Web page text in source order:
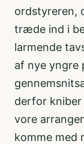
ordstyreren,
træde ind i
larmende
af nye yngre
derfor kniber
vore
komme med